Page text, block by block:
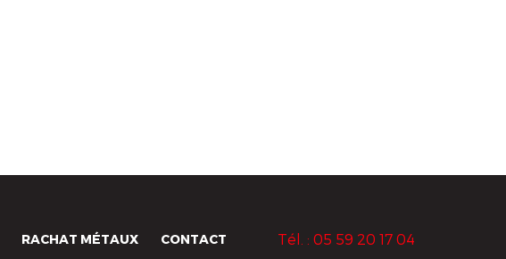
RACHAT MÉTAUX CONTACT Tél. : 05 59 20 17 04